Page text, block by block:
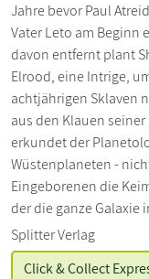
Jahre bevor Paul
Vater Leto am Beginn
davon entfernt plant
Elrood, eine Intrige,
achtjährigen Sklaven
aus den Klauen
erkundet der
Wüstenplaneten -
Eingeborenen die
der die ganze Galaxie
Splitter Verlag
Click & Collect